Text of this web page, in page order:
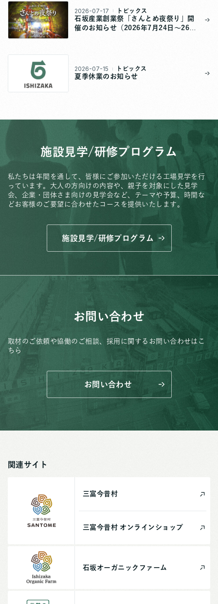
2026-07-17 トピックス
石坂産業創業祭「さんとめ夜祭り」開
催のお知らせ（2026年7月24日～26
2026-07-15 トピックス
夏季休業のお知らせ
施設見学/研修プログラム
私たちは年間を通して、皆様にご参加いただける工場見学を行
っています。 大人の方向けの内容や、親子を対象にした見学
会、 企業・団体さま向けの見学会など、 テーマや予算、時間な
どお客様のご要望に合わせたコースを提供いたします。
施設見学/研修プログラム
お問い合わせ
取材のご依頼や協働のご相談、 採用に関するお問い合わせはこ
ちら
お問い合わせ
関連サイト
三富今昔村
三富今昔村 オンライン ショップ
石坂オーガニック ファーム